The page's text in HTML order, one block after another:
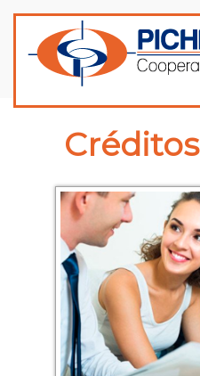
Créditos